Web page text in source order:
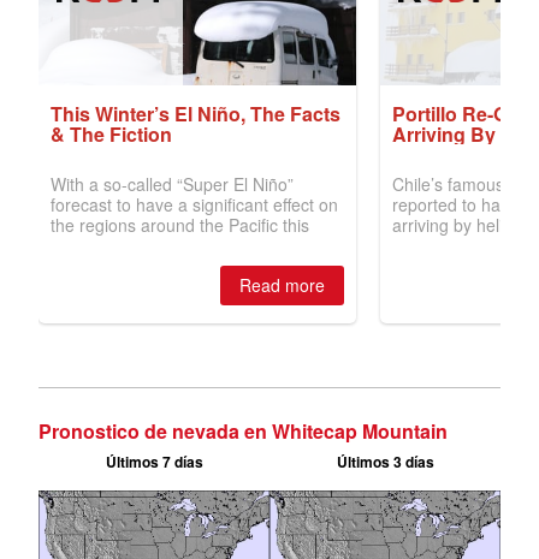
Pronostico de nevada en Whitecap Mountain
Últimos 7 días Últimos 3 días